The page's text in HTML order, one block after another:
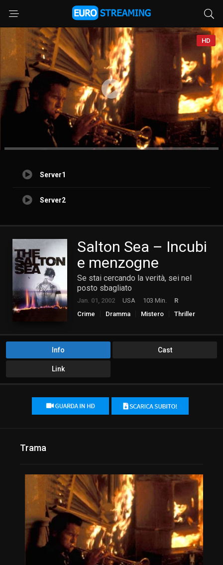
HD
Server1
Server2
Salton Sea – Incubi
e menzogne
Se stai cercando la verità, sei nel
posto sbagliato
Jan. 01, 2002 USA 103 Min.
R
Crime
Dramma Mistero Thriller
Info Cast
Link
Trama